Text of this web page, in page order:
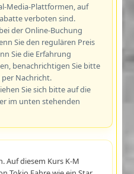
Media-Plattformen, auf
verboten sind.
der Online-Buchung
Sie den regulären Preis
Sie die Erfahrung
benachrichtigen Sie bitte
Nachricht.
Sie sich bitte auf die
im unten stehenden
Auf diesem Kurs K-M